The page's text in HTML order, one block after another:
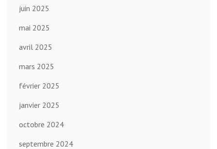
juin 2025
mai 2025
avril 2025
mars 2025
février 2025
janvier 2025
octobre 2024
septembre 2024